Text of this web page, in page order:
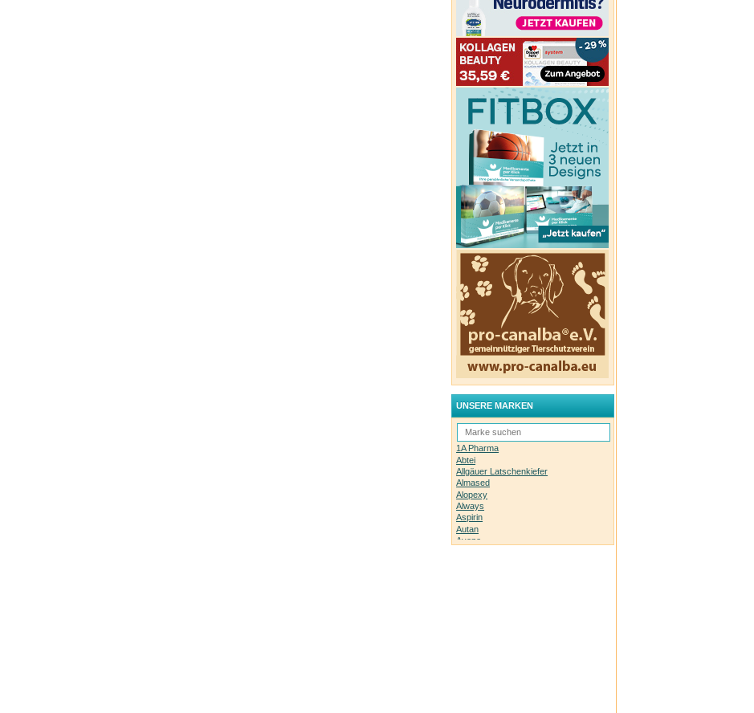
UNSERE MARKEN
1A Pharma
Abtei
Allgäuer Latschenkiefer
Almased
Alopexy
Always
Aspirin
Autan
Avene